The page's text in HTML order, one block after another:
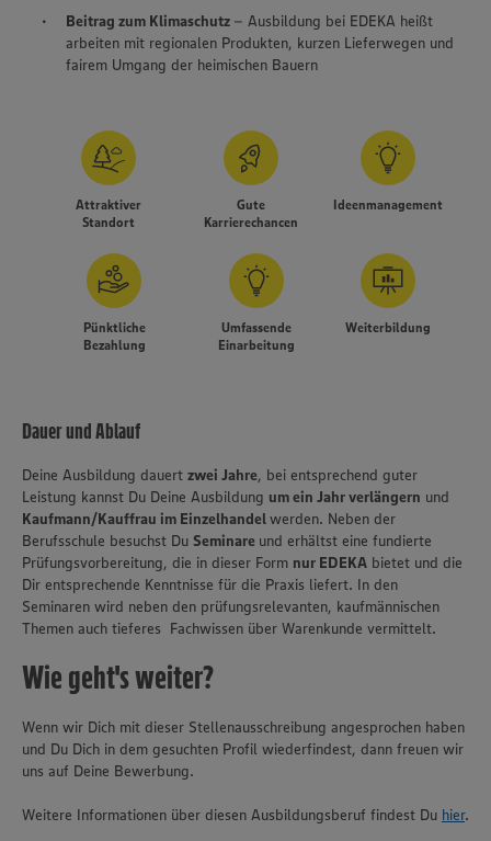
Wir setzen Cookies und andere Technologien ein, um Ihnen
ein bestmögliches Nutzungserlebnis unserer Website zu
Website zu personalisieren und Ihnen möglichst relevante
Beitrag zum Klimaschutz – Ausbildung bei EDEKA heißt
arbeiten mit regionalen Produkten, kurzen Lieferwegen und
fairem Umgang der heimischen Bauern
Attraktiver
Standort
Gute
Karrierechancen
Ideenmanagement
Pünktliche
Bezahlung
Umfassende
Einarbeitung
Weiterbildung
Dauer und Ablauf
Deine Ausbildung dauert zwei Jahre, bei entsprechend guter
Leistung kannst Du Deine Ausbildung um ein Jahr verlängern und
Kaufmann/Kauffrau im Einzelhandelwerden. Neben der
Berufsschule besuchst Du Seminare und erhältst eine fundierte
Prüfungsvorbereitung, die in dieser Form nur EDEKA bietet und die
Dir entsprechende Kenntnisse für die Praxis liefert. In den
Seminaren wird neben den prüfungsrelevanten, kaufmännischen
Themen auch tieferes Fachwissen über Warenkunde vermittelt.
Wie geht's weiter?
Wenn wir Dich mit dieser Stellenausschreibung angesprochen haben
und Du Dich in dem gesuchten Profil wiederfindest, dann freuen wir
uns auf Deine Bewerbung.
Weitere Informationen über diesen Ausbildungsberuf findest Du hier.